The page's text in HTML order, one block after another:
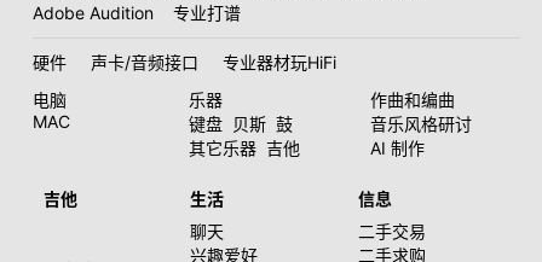
Adobe Audition
专业打谱
硬件 声卡/音频接口
专业器材玩HiFi
电脑
MAC
乐器
键盘 贝斯 鼓
其它乐器 吉他
作曲和编曲
音乐风格研讨
AI 制作
吉他
生活
聊天
兴趣爱好
信息
二手交易
二手求购